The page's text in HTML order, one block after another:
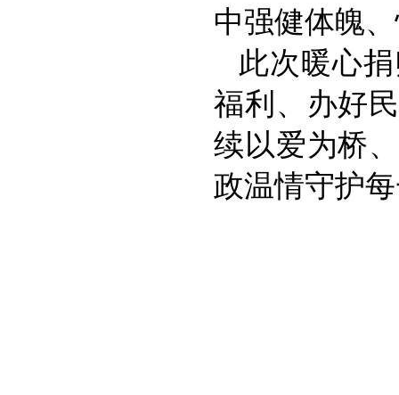
中强健体魄
此次暖心
福利、办好
续以爱为桥
政温情守护